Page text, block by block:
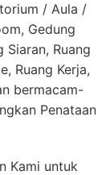
/ Aula /
Gedung
Siaran, Ruang
Ruang Kerja,
bermacam-
Penataan
Kami untuk